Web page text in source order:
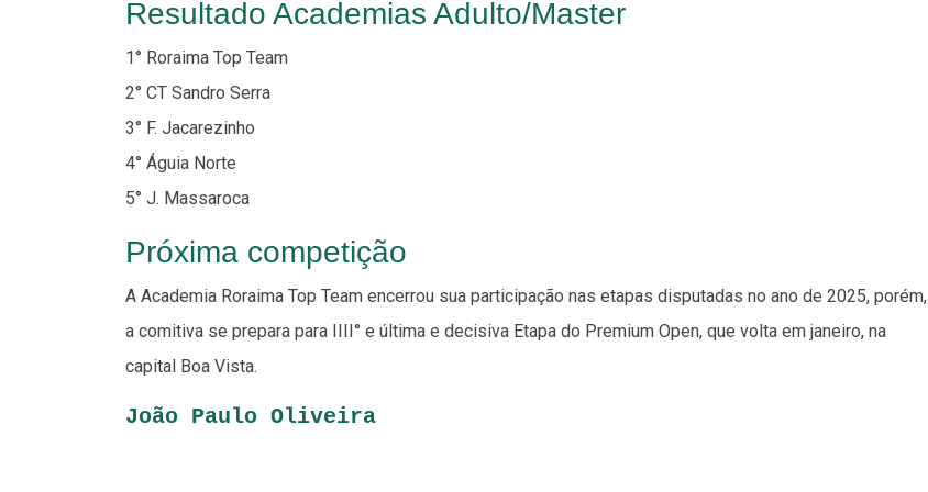
Resultado Academias Adulto/Master
1° Roraima Top Team
2° CT Sandro Serra
3° F. Jacarezinho
4° Águia Norte
5° J. Massaroca
Próxima competição
A Academia Roraima Top Team encerrou sua participação nas etapas disputadas no ano de 2025, porém,
a comitiva se prepara para IIII° e última e decisiva Etapa do Premium Open, que volta em janeiro, na
capital Boa Vista.
João Paulo Oliveira